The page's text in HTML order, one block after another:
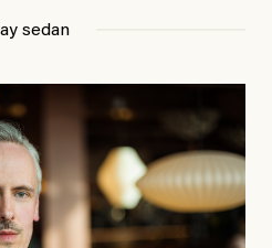
sedan